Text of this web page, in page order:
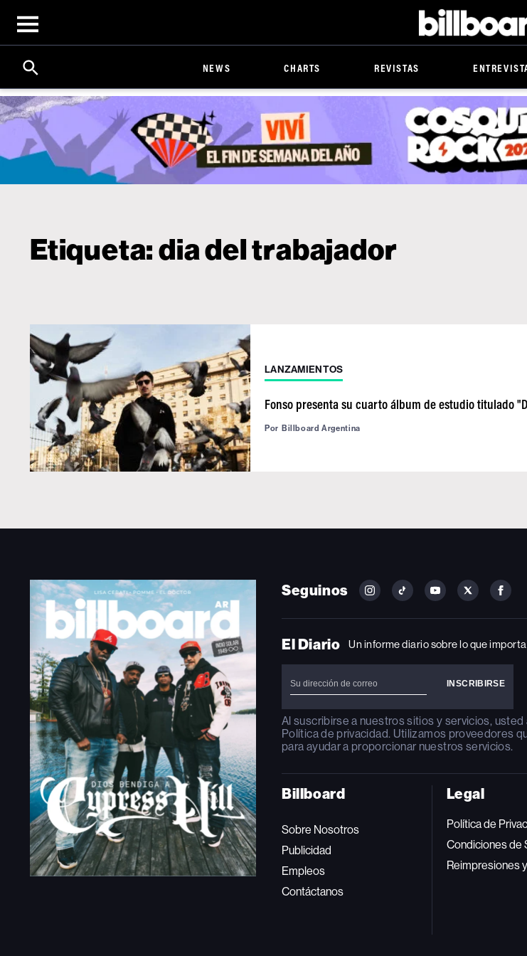
Open
menu
Billboard
Search
Click
Expand
Search
Input
NEWS CHARTS REVISTAS
Etiqueta:dia del trabajador
LANZAMIENTOS
Fonso presenta su cuarto álbum de estudio titulado
Por Billboard Argentina
Seguinos
FOLLOW
ON
FOLLOW
ON
FOLLOW
ON
FOLLOW
ON
FOLLOW
ON
El Diario Un informe diario sobre lo que
Al suscribirse a nuestros sitios y servicios,
Política de privacidad. Utilizamos proveedores
para ayudar a proporcionar nuestros servicios.
Billboard
Sobre Nosotros
Publicidad
Empleos
Contáctanos
Legal
Política de
Condiciones de
Reimpresiones